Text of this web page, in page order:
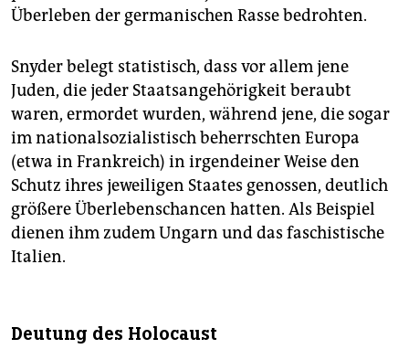
Überleben der germanischen Rasse bedrohten.
Snyder belegt statistisch, dass vor allem jene
Juden, die jeder Staatsangehörigkeit beraubt
waren, ermordet wurden, während jene, die sogar
im nationalsozialistisch beherrschten Europa
(etwa in Frankreich) in irgendeiner Weise den
Schutz ihres jeweiligen Staates genossen, deutlich
größere Überlebenschancen hatten. Als Beispiel
dienen ihm zudem Ungarn und das faschistische
Italien.
Deutung des Holocaust